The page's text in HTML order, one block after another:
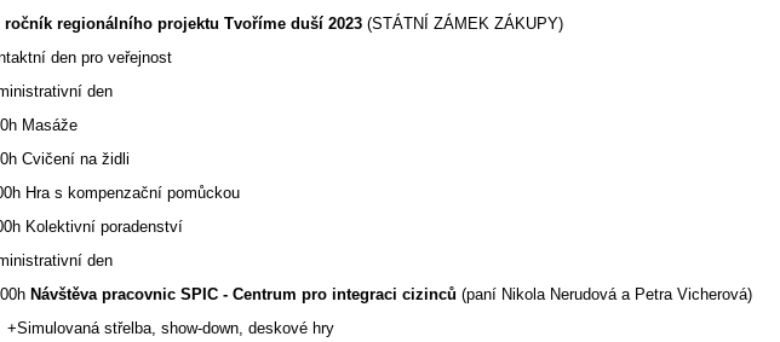
ročník regionálního projektu Tvoříme duší 2023 (STÁTNÍ ZÁMEK ZÁKUPY)
den pro veřejnost
den
Masáže
na židli
s kompenzační pomůckou
Kolektivní poradenství
den
Návštěva pracovnic SPIC - Centrum pro integraci cizinců (paní Nikola Nerudová a Petra Vicherová)
střelba, show-down, deskové hry